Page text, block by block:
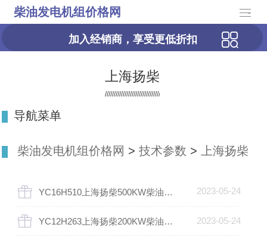
柴油发电机组价格网 -
加入经销商，享受更低折扣
上海扬柴
导航菜单
柴油发电机组价格网 >技术参数 > 上海扬柴
YC16H510上海扬柴500KW柴油发电机组 2023-05-24
YC12H263上海扬柴200KW柴油发电机组 2023-05-24